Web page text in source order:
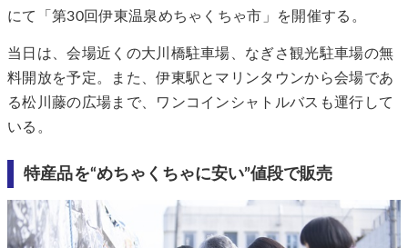
にて「第30回伊東温泉めちゃくちゃ市」を開催する。
当日は、会場近くの大川橋駐車場、なぎさ観光駐車場の無
料開放を予定。また、伊東駅とマリンタウンから会場であ
る松川藤の広場まで、ワンコインシャトルバスも運行して
いる。
特産品を“めちゃくちゃに安い”値段で販売